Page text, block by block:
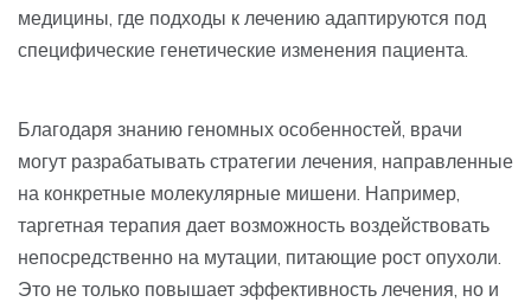
медицины, где подходы к лечению адаптируются под
специфические генетические изменения пациента.
Благодаря знанию геномных особенностей, врачи
могут разрабатывать стратегии лечения, направленные
на конкретные молекулярные мишени. Например,
таргетная терапия дает возможность воздействовать
непосредственно на мутации, питающие рост опухоли.
Это не только повышает эффективность лечения, но и